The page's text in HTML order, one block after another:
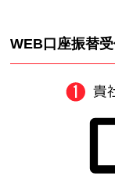
WEB口座振替